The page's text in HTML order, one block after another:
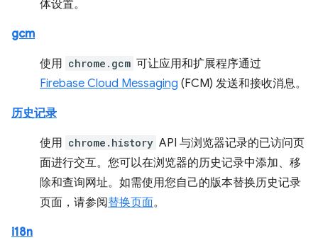
体设置。
gcm
使用 chrome.gcm 可让应用和扩展程序通过
Firebase Cloud Messaging (FCM) 发送和接收消息。
历史记录
使用 chrome.history API 与浏览器记录的已访问页
面进行交互。您可以在浏览器的历史记录中添加、移
除和查询网址。如需使用您自己的版本替换历史记录
页面，请参阅替换页面。
i18n